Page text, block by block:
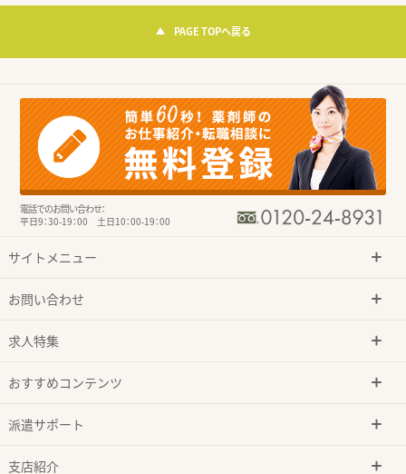
PAGE TOPへ戻る
電話でのお問い合わせ：
平日9：30-19：00 土日10：00-19：00
サイトメニュー
お問い合わせ
求人特集
おすすめコンテンツ
派遣サポート
支店紹介